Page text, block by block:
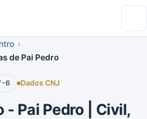
de Pai Pedro
6 Dados CNJ
Pai Pedro | Civil,